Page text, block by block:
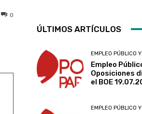
0
ÚLTIMOS ARTÍCULOS
EMPLEO PÚBLICO
Empleo
Oposiciones
el BOE
EMPLEO PÚBLICO